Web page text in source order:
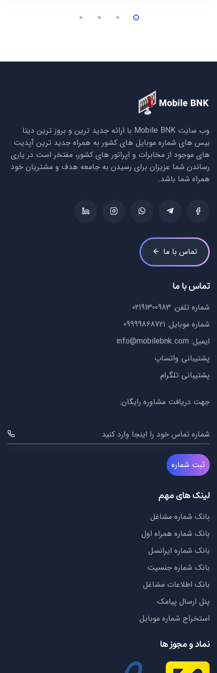
وب سایت Mobile BNK با ارائه جدید ترین و بروز ترین دیتا
بیس های شماره موبایل های کشور به همراه جدید ترین آپدیت
های موجود از مخابرات و اپراتور های کشور، مفتخر است در یاری
رساندن شما عزیزان برای رسیدن به جامعه هدف و مشتریان خود
همراه شما باشد.
تماس با ما
تماس با ما
شماره تلفن: 02191300983
شماره موبایل: 09999868721
ایمیل: info@mobilebnk.com
پشتیبانی واتساپ
پشتیبانی تلگرام
جهت دریافت مشاوره رایگان:
شماره تماس خود را اینجا وارد کنید
ثبت شماره
لینک های مهم
بانک شماره مشاغل
بانک شماره همراه اول
بانک شماره ایرانسل
بانک شماره جنسیت
بانک اطلاعات مشاغل
پنل ارسال پیامک
استخراج شماره موبایل
نماد و مجوز ها